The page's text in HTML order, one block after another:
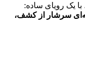
سرشار از کشف،